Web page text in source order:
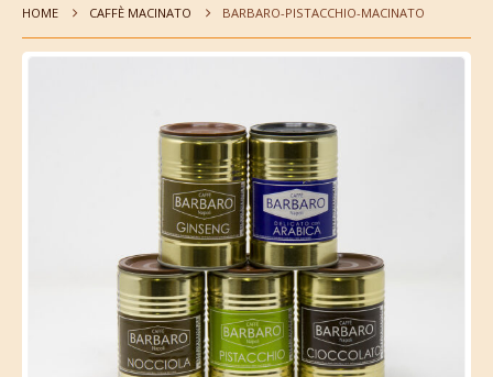
HOME CAFFÈ MACINATO BARBARO-PISTACCHIO-MACINATO